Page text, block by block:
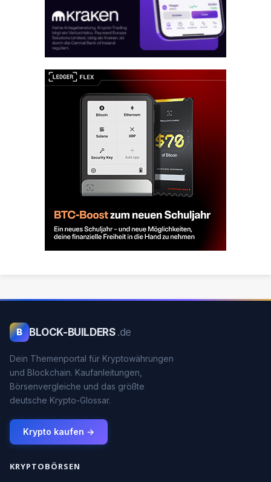
B BLOCK-BUILDERS .de
Dein Themenportal für Kryptowährungen
und Blockchain. Kaufanleitungen,
Börsenvergleiche und das größte
deutsche Krypto-Glossar.
Krypto kaufen →
KRYPTOBÖRSEN